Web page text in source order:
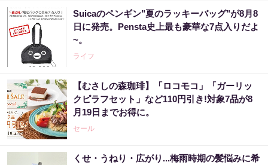
Suicaのペンギン"夏のラッキーバッグ"が8月8
日に発売。Pensta史上最も豪華な7点入りだよ
~。
ライフ
【むさしの森珈琲】「ロコモコ」「ガーリッ
クピラフセット」など110円引き!対象7品が8
月19日までお得に。
セール
くせ・うねり・広がり...梅雨時期の髪悩みに希